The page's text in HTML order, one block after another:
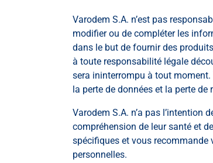
Varodem S.A. n’est pas
modifier ou de compléter les
dans le but de fournir des
à toute responsabilité légale
sera ininterrompu à tout moment.
la perte de données et la perte
Varodem S.A. n’a pas
compréhension de leur santé et
spécifiques et vous recommande
personnelles.